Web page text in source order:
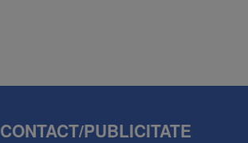
CONTACT/PUBLICITATE